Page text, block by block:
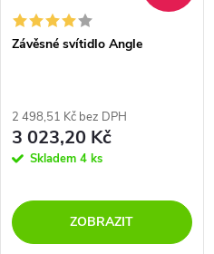
Závěsné svítidlo Angle
2 498,51 Kč bez DPH
3 023,20 Kč
Skladem 4 ks
ZOBRAZIT